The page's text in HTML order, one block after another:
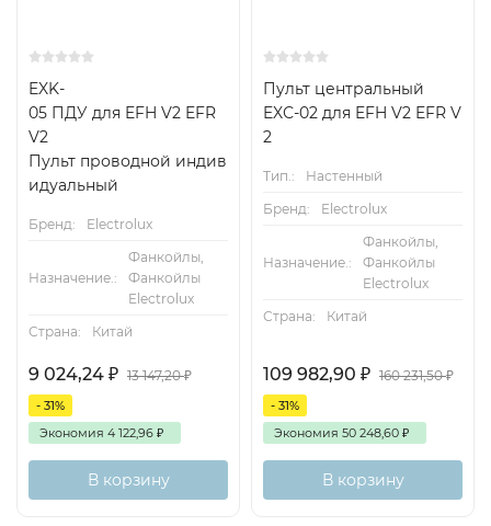
Назначение кнопок
«Быстрая кнопка» – используется для управления
выбранной функцией (см. II.6.5.3).
«↑» – используется для увеличения значений
«ОК» – используется для подтверждения выбранной
строки или установленного значения.
«↓» – используется для уменьшения значений
установок или выбора строки вниз.
EXK-
05 ПДУ для EFH V2 EFR
V2
Пульт проводной индив
идуальный
Бренд: Electrolux
Назначение.:
Фанкойлы,
Фанкойлы
Electrolux
Страна:
Китай
9 024,24 ₽ 13 147,20₽
- 31%
Экономия 4 122,96 ₽
В корзину
Пульт центральный
EXС-02 для EFH V2 EFR V
2
Тип.:
Настенный
Бренд:
Electrolux
Назначение.:
Фанкойлы,
Фанкойлы
Electrolux
Страна:
Китай
109 982,90 ₽ 160 231,50₽
- 31%
Экономия 50 248,60 ₽
В корзину